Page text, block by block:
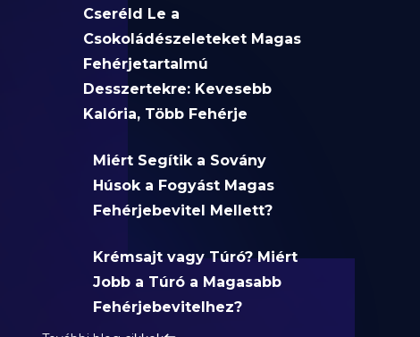
Cseréld Le a
Csokoládészeleteket Magas
Fehérjetartalmú
Desszertekre: Kevesebb
Kalória, Több Fehérje
Miért Segítik a Sovány
Húsok a Fogyást Magas
Fehérjebevitel Mellett?
Krémsajt vagy Túró? Miért
Jobb a Túró a Magasabb
Fehérjebevitelhez?